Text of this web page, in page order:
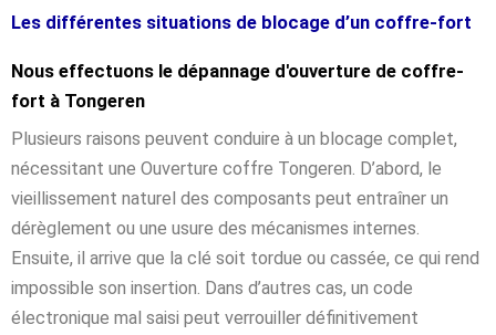
Les différentes situations de blocage d’un coffre-fort
Nous effectuons le dépannage d'ouverture de coffre-
fort à Tongeren
Plusieurs raisons peuvent conduire à un blocage complet,
nécessitant une Ouverture coffre Tongeren. D’abord, le
vieillissement naturel des composants peut entraîner un
dérèglement ou une usure des mécanismes internes.
Ensuite, il arrive que la clé soit tordue ou cassée, ce qui rend
impossible son insertion. Dans d’autres cas, un code
électronique mal saisi peut verrouiller définitivement